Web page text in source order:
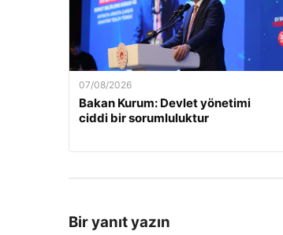
07/08/2026
Bakan Kurum: Devlet yönetimi
ciddi bir sorumluluktur
Bir yanıt yazın